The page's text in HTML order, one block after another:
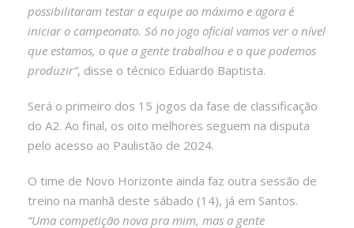
possibilitaram testar a equipe ao máximo e agora é
iniciar o campeonato. Só no jogo oficial vamos ver o nível
que estamos, o que a gente trabalhou e o que podemos
produzir”, disse o técnico Eduardo Baptista.
Será o primeiro dos 15 jogos da fase de classificação
do A2. Ao final, os oito melhores seguem na disputa
pelo acesso ao Paulistão de 2024.
O time de Novo Horizonte ainda faz outra sessão de
treino na manhã deste sábado (14), já em Santos.
“Uma competição nova pra mim, mas a gente